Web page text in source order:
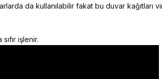
da kullanılabilir fakat bu duvar kağıtları
işlenir.